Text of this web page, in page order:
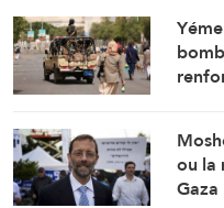
des
ou la
Gaza